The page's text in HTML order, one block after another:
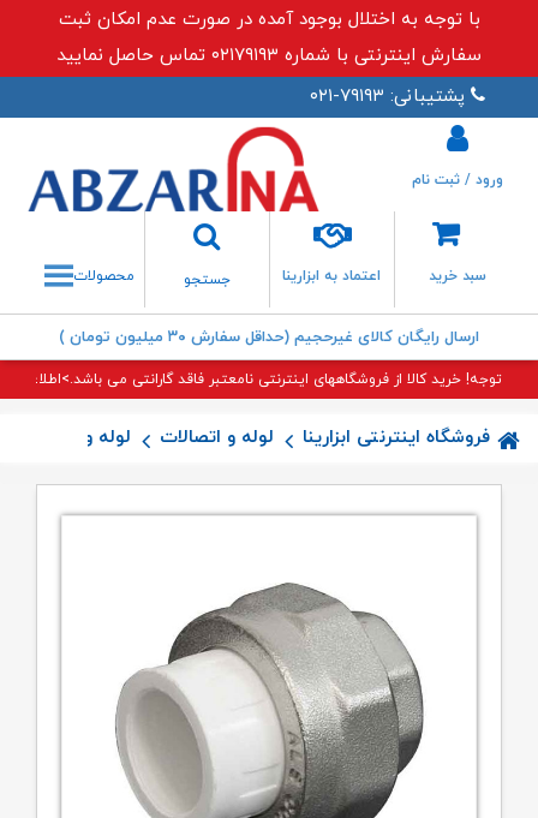
با توجه به اختلال بوجود آمده در صورت عدم امکان ثبت
سفارش اینترنتی با شماره ۰۲۱۷۹۱۹۳ تماس حاصل نمایید
پشتیبانی: ۷۹۱۹۳-۰۲۱
سبد خرید اعتماد به ابزارینا
جستجو
جستجو
ورود / ثبت نام
محصولات
ارسال رایگان کالای غیرحجیم (حداقل سفارش ۳۰ میلیون تومان )
توجه! خرید کالا از فروشگاههای اینترنتی نامعتبر فاقد گارانتی می باشد.>اطلاعات
فروشگاه اینترنتی ابزارینا لوله و اتصالات لوله و اتصالات